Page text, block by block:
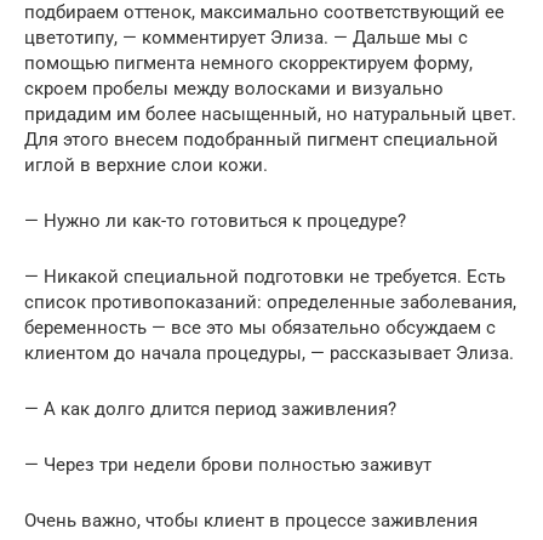
подбираем оттенок, максимально соответствующий ее
цветотипу, — комментирует Элиза. — Дальше мы с
помощью пигмента немного скорректируем форму,
скроем пробелы между волосками и визуально
придадим им более насыщенный, но натуральный цвет.
Для этого внесем подобранный пигмент специальной
иглой в верхние слои кожи.
— Нужно ли как-то готовиться к процедуре?
— Никакой специальной подготовки не требуется. Есть
список противопоказаний: определенные заболевания,
беременность — все это мы обязательно обсуждаем с
клиентом до начала процедуры, — рассказывает Элиза.
— А как долго длится период заживления?
— Через три недели брови полностью заживут
Очень важно, чтобы клиент в процессе заживления